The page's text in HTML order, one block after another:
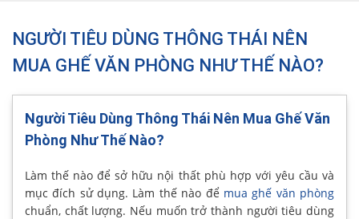
NGƯỜI TIÊU DÙNG THÔNG THÁI NÊN
MUA GHẾ VĂN PHÒNG NHƯ THẾ NÀO?
Người Tiêu Dùng Thông Thái Nên Mua Ghế Văn
Phòng Như Thế Nào?
Làm thế nào để sở hữu nội thất phù hợp với yêu cầu và
mục đích sử dụng. Làm thế nào để mua ghế văn phòng
chuẩn, chất lượng. Nếu muốn trở thành người tiêu dùng